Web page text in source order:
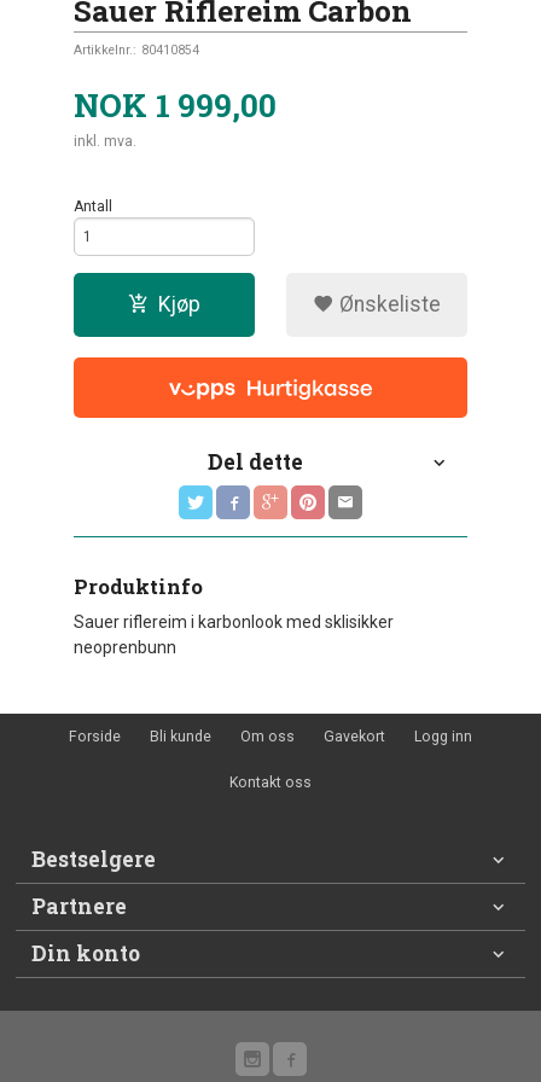
Sauer Riflereim Carbon
Artikkelnr.: 80410854
NOK 1 999,00
inkl. mva.
Antall
Kjøp Ønskeliste
Del dette
Produktinfo
Sauer riflereim i karbonlook med sklisikker
neoprenbunn
Forside Bli kunde Om oss Gavekort Logg inn
Kontakt oss
Bestselgere
Partnere
Din konto